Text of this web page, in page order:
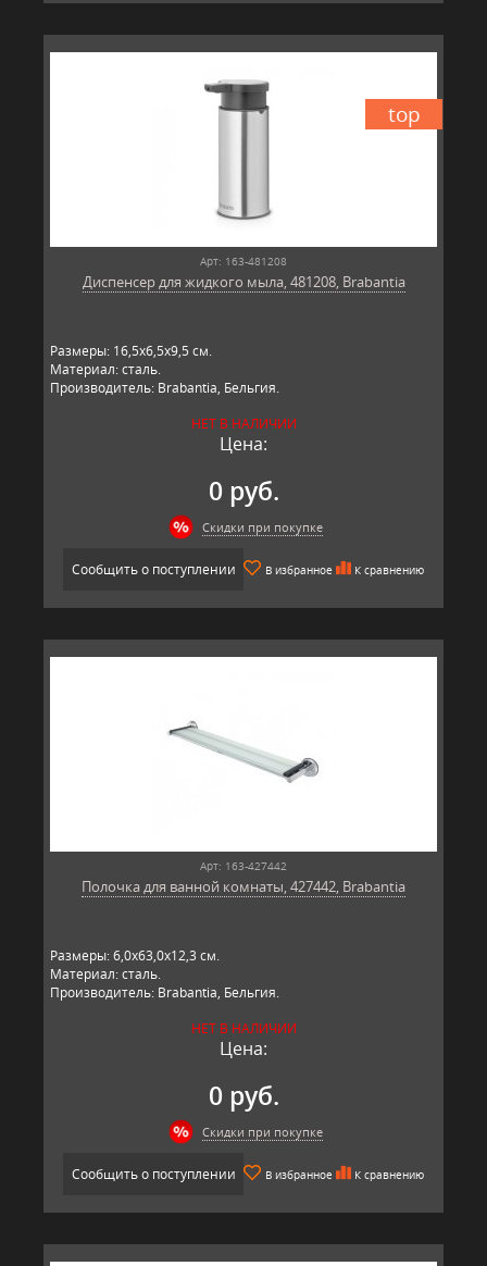
top
Арт: 163-481208
Диспенсер для жидкого мыла, 481208, Brabantia
Размеры: 16,5х6,5х9,5 см.
Материал: сталь.
Производитель: Brabantia, Бельгия.
НЕТ В НАЛИЧИИ
Цена:
0 руб.
Скидки при покупке
Сообщить о поступлении В избранное К сравнению
Арт: 163-427442
Полочка для ванной комнаты, 427442, Brabantia
Размеры: 6,0х63,0х12,3 см.
Материал: сталь.
Производитель: Brabantia, Бельгия.
НЕТ В НАЛИЧИИ
Цена:
0 руб.
Скидки при покупке
Сообщить о поступлении В избранное К сравнению